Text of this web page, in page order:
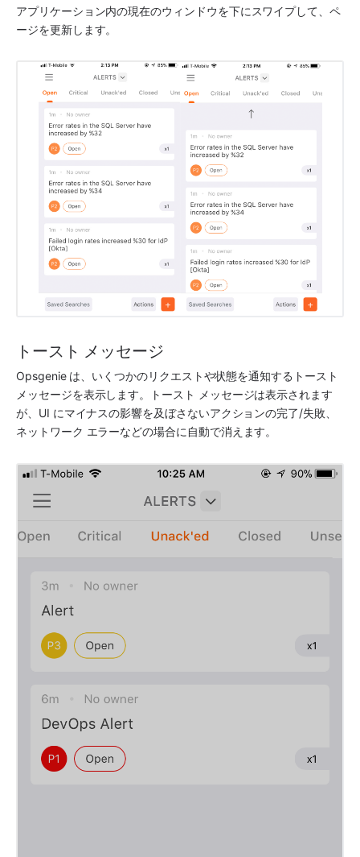
アプリケーション内の現在のウィンドウを下にスワイプして、ペ
ージを更新します。
トースト メッセージ
Opsgenie は、いくつかのリクエストや状態を通知するトースト
メッセージを表示します。トースト メッセージは表示されます
が、UI にマイナスの影響を及ぼさないアクションの完了/失敗、
ネットワーク エラーなどの場合に自動で消えます。